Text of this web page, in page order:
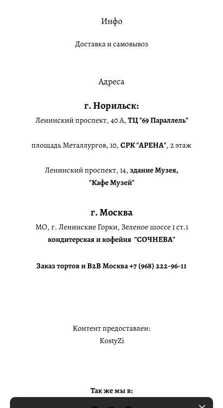
Инфо
Доставка и самовывоз
Адреса
г. Норильск:
Ленинский проспект, 40 А,ТЦ "69 Параллель"
площадь Металлургов, 10,СРК "АРЕНА", 2 этаж
Ленинский проспект, 14,здание Музея,
"Кафе Музей"
г. Москва
МО, г. Ленинские Горки, Зеленое шоссе 1 ст.1
кондитерская и кофейня "СОЧНЕВА"
Заказ тортов и B2B Москва +7 (968) 222-96-11
Контент предоставлен:
KostyZi
Так же мы в: